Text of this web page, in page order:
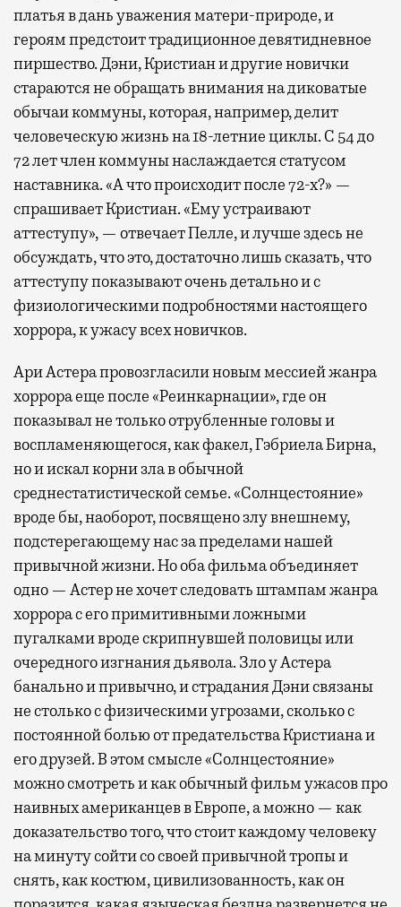
платья в дань уважения матери-природе, и
героям предстоит традиционное девятидневное
пиршество. Дэни, Кристиан и другие новички
стараются не обращать внимания на диковатые
обычаи коммуны, которая, например, делит
человеческую жизнь на 18-летние циклы. С 54 до
72 лет член коммуны наслаждается статусом
наставника. «А что происходит после 72-х?» —
спрашивает Кристиан. «Ему устраивают
аттеступу», — отвечает Пелле, и лучше здесь не
обсуждать, что это, достаточно лишь сказать, что
аттеступу показывают очень детально и с
физиологическими подробностями настоящего
хоррора, к ужасу всех новичков.
Ари Астера провозгласили новым мессией жанра
хоррора еще после «Реинкарнации», где он
показывал не только отрубленные головы и
воспламеняющегося, как факел, Гэбриела Бирна,
но и искал корни зла в обычной
среднестатистической семье. «Солнцестояние»
вроде бы, наоборот, посвящено злу внешнему,
подстерегающему нас за пределами нашей
привычной жизни. Но оба фильма объединяет
одно — Астер не хочет следовать штампам жанра
хоррора с его примитивными ложными
пугалками вроде скрипнувшей половицы или
очередного изгнания дьявола. Зло у Астера
банально и привычно, и страдания Дэни связаны
не столько с физическими угрозами, сколько с
постоянной болью от предательства Кристиана и
его друзей. В этом смысле «Солнцестояние»
можно смотреть и как обычный фильм ужасов про
наивных американцев в Европе, а можно — как
доказательство того, что стоит каждому человеку
на минуту сойти со своей привычной тропы и
снять, как костюм, цивилизованность, как он